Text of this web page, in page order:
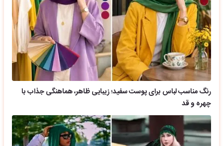
رنگ مناسب لباس برای پوست سفید؛ زیبایی ظاهر، هماهنگی جذاب با
چهره و قد